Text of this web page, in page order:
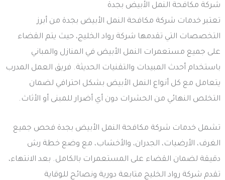
شركة مكافحة النمل الأبيض بجدة
تعتبر خدمات شركة مكافحة النمل الأبيض بجدة من أبرز
التخصصات التي تقدمها شركة رواد الخليج، حيث يتم القضاء
على جميع مستعمرات النمل الأبيض في المنازل والمباني
باستخدام أحدث المبيدات والتقنيات الحديثة. فريق العمل المدرب
يتعامل مع كل أنواع النمل الأبيض بشكل احترافي لضمان
التخلص النهائي من الحشرات دون أي أضرار للمبنى أو الأثاث.
تشمل خدمات شركة مكافحة النمل الأبيض بجدة فحص جميع
الغرف، الأرضيات، الجدران، والأخشاب، مع وضع خطة رش
دقيقة لضمان القضاء على المستعمرات بالكامل. بعد الانتهاء،
تقدم شركة رواد الخليج متابعة دورية ونصائح للوقاية